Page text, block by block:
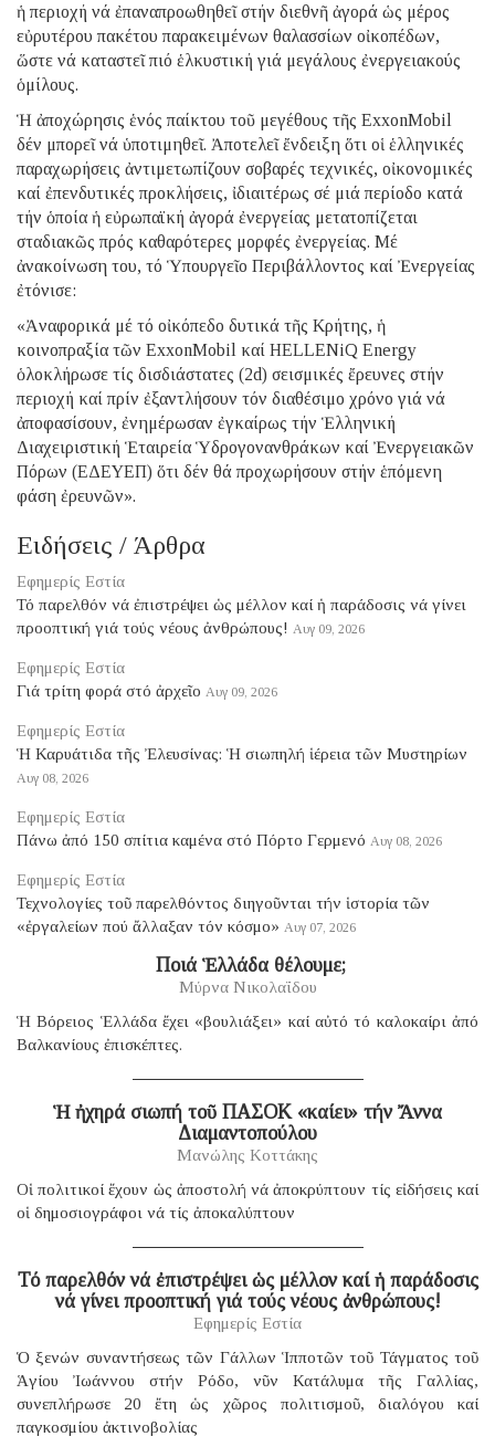
ἡ περιοχή νά ἐπαναπροωθηθεῖ στήν διεθνῆ ἀγορά ὡς μέρος
εὐρυτέρου πακέτου παρακειμένων θαλασσίων οἰκοπέδων,
ὥστε νά καταστεῖ πιό ἑλκυστική γιά μεγάλους ἐνεργειακούς
ὁμίλους.
Ἡ ἀποχώρησις ἑνός παίκτου τοῦ μεγέθους τῆς ExxonMobil
δέν μπορεῖ νά ὑποτιμηθεῖ. Ἀποτελεῖ ἔνδειξη ὅτι οἱ ἑλληνικές
παραχωρήσεις ἀντιμετωπίζουν σοβαρές τεχνικές, οἰκονομικές
καί ἐπενδυτικές προκλήσεις, ἰδιαιτέρως σέ μιά περίοδο κατά
τήν ὁποία ἡ εὐρωπαϊκή ἀγορά ἐνεργείας μετατοπίζεται
σταδιακῶς πρός καθαρότερες μορφές ἐνεργείας. Μέ
ἀνακοίνωση του, τό Ὑπουργεῖο Περιβάλλοντος καί Ἐνεργείας
ἐτόνισε:
«Ἀναφορικά μέ τό οἰκόπεδο δυτικά τῆς Κρήτης, ἡ
κοινοπραξία τῶν ExxonΜobil καί HELLENiQ Energy
ὁλοκλήρωσε τίς δισδιάστατες (2d) σεισμικές ἔρευνες στήν
περιοχή καί πρίν ἐξαντλήσουν τόν διαθέσιμο χρόνο γιά νά
ἀποφασίσουν, ἐνημέρωσαν ἐγκαίρως τήν Ἑλληνική
Διαχειριστική Ἑταιρεία Ὑδρογονανθράκων καί Ἐνεργειακῶν
Πόρων (ΕΔΕΥΕΠ) ὅτι δέν θά προχωρήσουν στήν ἑπόμενη
φάση ἐρευνῶν».
Ειδήσεις / Άρθρα
Εφημερίς Εστία
Τό παρελθόν νά ἐπιστρέψει ὡς μέλλον καί ἡ παράδοσις νά γίνει
προοπτική γιά τούς νέους ἀνθρώπους! Αυγ 09, 2026
Εφημερίς Εστία
Γιά τρίτη φορά στό ἀρχεῖο Αυγ 09, 2026
Εφημερίς Εστία
Ἡ Καρυάτιδα τῆς Ἐλευσίνας: Ἡ σιωπηλή ἱέρεια τῶν Μυστηρίων
Αυγ 08, 2026
Εφημερίς Εστία
Πάνω ἀπό 150 σπίτια καμένα στό Πόρτο Γερμενό Αυγ 08, 2026
Εφημερίς Εστία
Τεχνολογίες τοῦ παρελθόντος διηγοῦνται τήν ἱστορία τῶν
«ἐργαλείων πού ἄλλαξαν τόν κόσμο» Αυγ 07, 2026
​ Ποιά Ἑλλάδα θέλουμε;
Μύρνα Νικολαΐδου
Ἡ Βόρειος Ἑλλάδα ἔχει «βουλιάξει» καί αὐτό τό καλοκαίρι ἀπό
Βαλκανίους ἐπισκέπτες.
Ἡ ἠχηρά σιωπή τοῦ ΠΑΣΟΚ «καίει» τήν Ἄννα
Διαμαντοπούλου
Μανώλης Κοττάκης
Οἱ πολιτικοί ἔχουν ὡς ἀποστολή νά ἀποκρύπτουν τίς εἰδήσεις καί
οἱ δημοσιογράφοι νά τίς ἀποκαλύπτουν
Τό παρελθόν νά ἐπιστρέψει ὡς μέλλον καί ἡ παράδοσις
νά γίνει προοπτική γιά τούς νέους ἀνθρώπους!
Εφημερίς Εστία
Ὁ ξενών συναντήσεως τῶν Γάλλων Ἱπποτῶν τοῦ Τάγματος τοῦ
Ἁγίου Ἰωάννου στήν Ρόδο, νῦν Κατάλυμα τῆς Γαλλίας,
συνεπλήρωσε 20 ἔτη ὡς χῶρος πολιτισμοῦ, διαλόγου καί
παγκοσμίου ἀκτινοβολίας